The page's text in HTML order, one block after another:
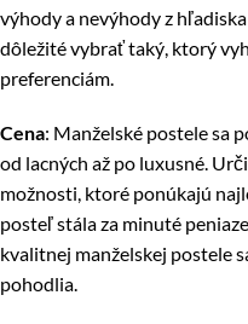
výhody a nevýhody z
dôležité vybrať taký, ktorý
preferenciám.
Cena: Manželské postele sa
od lacných až po luxusné.
možnosti, ktoré ponúkajú
posteľ stála za minuté
kvalitnej manželskej postele
pohodlia.